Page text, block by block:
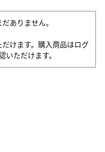
ありません。
けます。購入商品はログ
いただけます。